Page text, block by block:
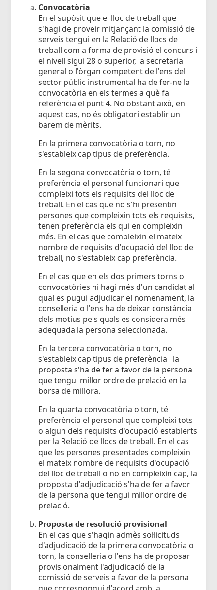
Convocatòria
En el supòsit que el lloc de treball que
s'hagi de proveir mitjançant la comissió de
serveis tengui en la Relació de llocs de
treball com a forma de provisió el concurs i
el nivell sigui 28 o superior, la secretaria
general o l'òrgan competent de l'ens del
sector públic instrumental ha de fer-ne la
convocatòria en els termes a què fa
referència el punt 4. No obstant això, en
aquest cas, no és obligatori establir un
barem de mèrits.
En la primera convocatòria o torn, no
s'estableix cap tipus de preferència.
En la segona convocatòria o torn, té
preferència el personal funcionari que
compleixi tots els requisits del lloc de
treball. En el cas que no s'hi presentin
persones que compleixin tots els requisits,
tenen preferència els qui en compleixin
més. En el cas que compleixin el mateix
nombre de requisits d'ocupació del lloc de
treball, no s'estableix cap preferència.
En el cas que en els dos primers torns o
convocatòries hi hagi més d'un candidat al
qual es pugui adjudicar el nomenament, la
conselleria o l'ens ha de deixar constància
dels motius pels quals es considera més
adequada la persona seleccionada.
En la tercera convocatòria o torn, no
s'estableix cap tipus de preferència i la
proposta s'ha de fer a favor de la persona
que tengui millor ordre de prelació en la
borsa de millora.
En la quarta convocatòria o torn, té
preferència el personal que compleixi tots
o algun dels requisits d'ocupació establerts
per la Relació de llocs de treball. En el cas
que les persones presentades compleixin
el mateix nombre de requisits d'ocupació
del lloc de treball o no en compleixin cap, la
proposta d'adjudicació s'ha de fer a favor
de la persona que tengui millor ordre de
prelació.
Proposta de resolució provisional
En el cas que s'hagin admès sol·licituds
d'adjudicació de la primera convocatòria o
torn, la conselleria o l'ens ha de proposar
provisionalment l'adjudicació de la
comissió de serveis a favor de la persona